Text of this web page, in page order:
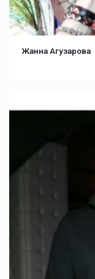
Жанна Агузарова